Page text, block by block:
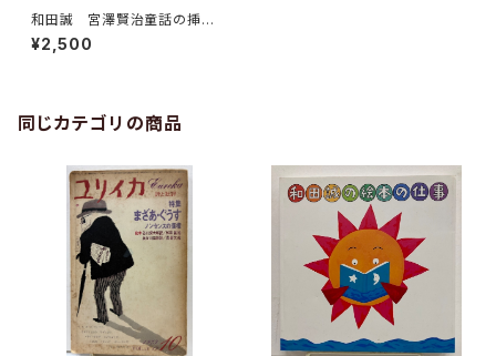
和田誠 宮澤賢治童話の挿
絵 2010年 限定1000部 ト
ムズボックス
¥2,500
同じカテゴリの商品